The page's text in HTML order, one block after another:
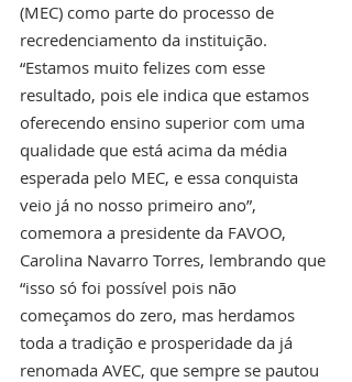
(MEC) como parte do processo de
recredenciamento da instituição.
“Estamos muito felizes com esse
resultado, pois ele indica que estamos
oferecendo ensino superior com uma
qualidade que está acima da média
esperada pelo MEC, e essa conquista
veio já no nosso primeiro ano”,
comemora a presidente da FAVOO,
Carolina Navarro Torres, lembrando que
“isso só foi possível pois não
começamos do zero, mas herdamos
toda a tradição e prosperidade da já
renomada AVEC, que sempre se pautou